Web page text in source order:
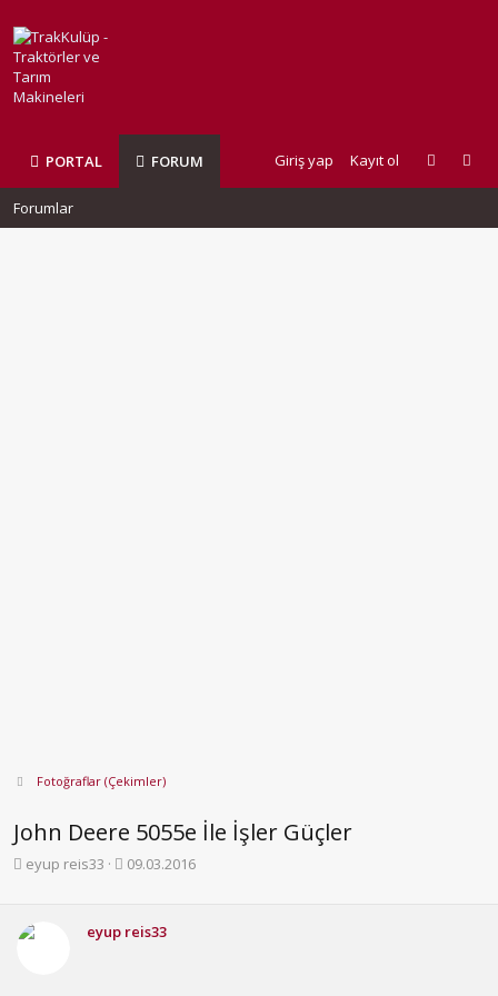
PORTAL FORUM Giriş yap Kayıt ol
Forumlar
Fotoğraflar (Çekimler)
John Deere 5055e İle İşler Güçler
K
b
u
eyup reis33
B
a
09.03.2016
eyup reis33